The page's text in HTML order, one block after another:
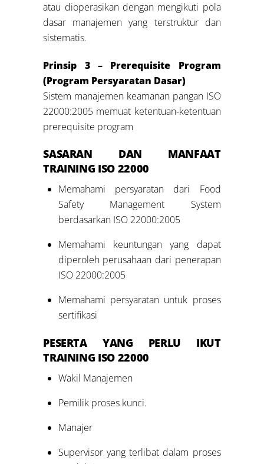
atau dioperasikan dengan mengikuti pola
dasar manajemen yang terstruktur dan
sistematis.
Prinsip 3 – Prerequisite Program
(Program Persyaratan Dasar)
Sistem manajemen keamanan pangan ISO
22000:2005 memuat ketentuan-ketentuan
prerequisite program
SASARAN DAN MANFAAT
TRAINING ISO 22000
Memahami persyaratan dari Food
Safety Management System
berdasarkan ISO 22000:2005
Memahami keuntungan yang dapat
diperoleh perusahaan dari penerapan
ISO 22000:2005
Memahami persyaratan untuk proses
sertifikasi
PESERTA YANG PERLU IKUT
TRAINING ISO 22000
Wakil Manajemen
Pemilik proses kunci.
Manajer
Supervisor yang terlibat dalam proses